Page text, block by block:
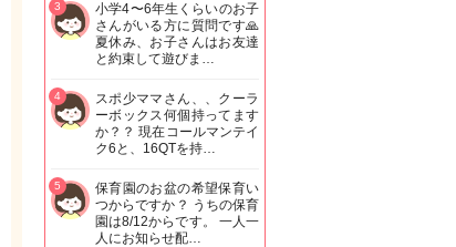
小学4〜6年生くらいのお子
さんがいる方に質問です🙏
夏休み、お子さんはお友達
と約束して遊びま…
3
スポ少ママさん、、クーラ
ーボックス何個持ってます
か？？ 現在コールマンテイ
ク6と、16QTを持…
4
保育園のお盆の希望保育い
つからですか？ うちの保育
園は8/12からです。 一人一
人にお知らせ配…
5